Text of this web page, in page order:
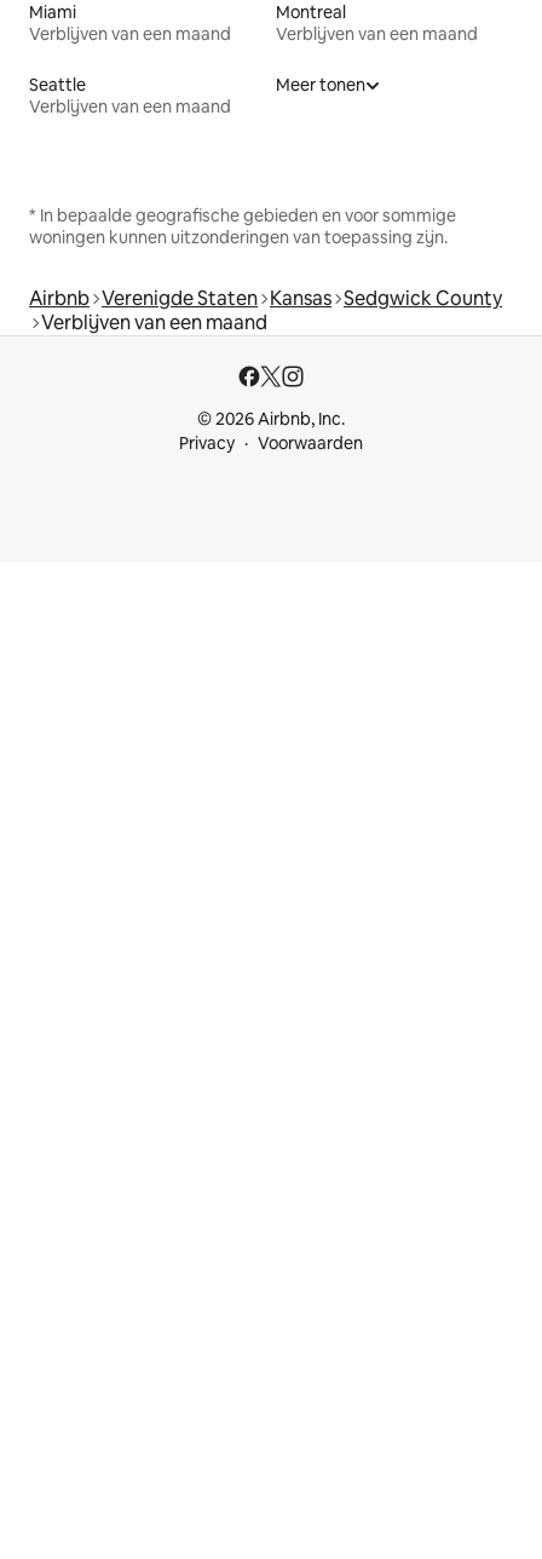
Miami
Verblijven van een maand
Montreal
Verblijven van een maand
Seattle
Verblijven van een maand
Meer tonen
* In bepaalde geografische gebieden en voor sommige
woningen kunnen uitzonderingen van toepassing zijn.
Airbnb Verenigde Staten Kansas Sedgwick County
Verblijven van een maand
© 2026 Airbnb, Inc.
Privacy
Voorwaarden